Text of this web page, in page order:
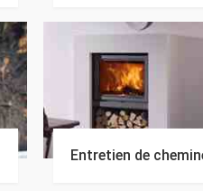
Entretien de